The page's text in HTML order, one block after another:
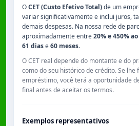
OCET (Custo Efetivo Total)de um
variar significativamente e inclui juros,
demais despesas. Na nossa rede de
aproximadamente entre20% e 450%
61 diase60 meses.
O CET real depende do montante e do
como do seu histórico de crédito. Se lhe
empréstimo, você terá a oportunidade
final antes de aceitar os termos.
Exemplos representativos